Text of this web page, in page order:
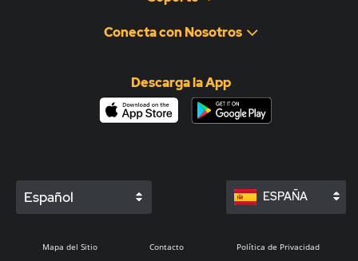
Conecta con Nosotros
Descarga la App
Español ESPAÑA
Mapa del Sitio Contacto Política de Privacidad